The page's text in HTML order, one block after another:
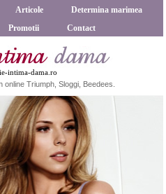
Articole
Determina marimea
Promotii Contact
intima-dama.ro
online Triumph, Sloggi, Beedees.